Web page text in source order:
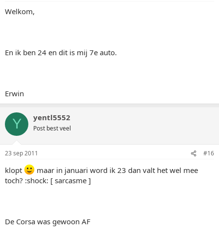
Welkom,
En ik ben 24 en dit is mij 7e auto.
Erwin
Y yentl5552
Post best veel
23 sep 2011 #16
klopt
maar in januari word ik 23 dan valt het wel mee
toch? :shock: [ sarcasme ]
De Corsa was gewoon AF